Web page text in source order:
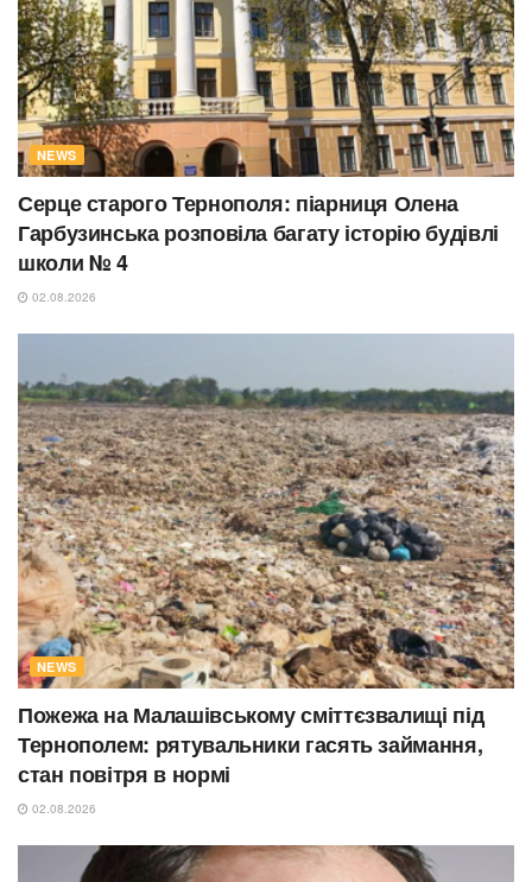
NEWS
Серце старого Тернополя: піарниця Олена
Гарбузинська розповіла багату історію будівлі
школи № 4
02.08.2026
NEWS
Пожежа на Малашівському сміттєзвалищі під
Тернополем: рятувальники гасять займання,
стан повітря в нормі
02.08.2026